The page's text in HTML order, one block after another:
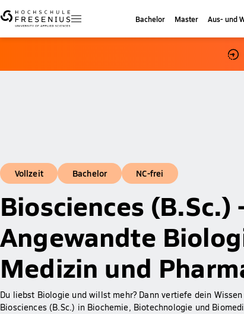
Bachelor Master Aus- und
Vollzeit Bachelor NC-frei
Biosciences (B.Sc.)
Angewandte
Medizin und
Du liebst Biologie und willst mehr? Dann vertiefe dein
Biosciences (B.Sc.) in Biochemie, Biotechnologie und